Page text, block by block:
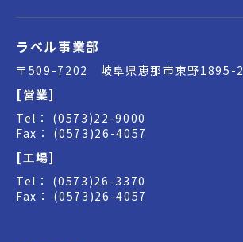
ラベル事業部
〒509-7202 岐阜県恵那市東野1895-2
[営業]
Tel： (0573)22-9000
Fax： (0573)26-4057
[工場]
Tel： (0573)26-3370
Fax： (0573)26-4057